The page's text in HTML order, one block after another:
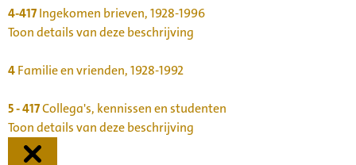
4-417Ingekomen brieven, 1928-1996
Toon details van deze beschrijving
4Familie en vrienden, 1928-1992
5 - 417Collega's, kennissen en studenten
Toon details van deze beschrijving